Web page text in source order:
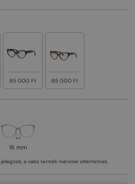
85 000 Ft 85 000 Ft
16 mm
a valós termék méretek eltérhetnek.